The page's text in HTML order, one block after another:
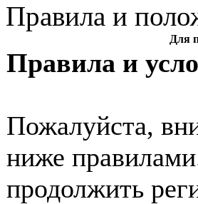
Правила и
Для
Правила и
Пожалуйста,
ниже
продолжить